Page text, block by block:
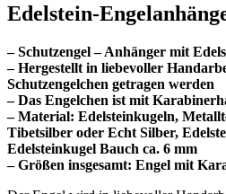
Edelstein-
– Schutzengel – Anhänger mit
– Hergestellt in liebevoller
Schutzengelchen getragen werden
– Das Engelchen ist mit
– Material: Edelsteinkugeln,
Tibetsilber oder Echt Silber,
Edelsteinkugel Bauch ca. 6 mm
– Größen insgesamt: Engel mit